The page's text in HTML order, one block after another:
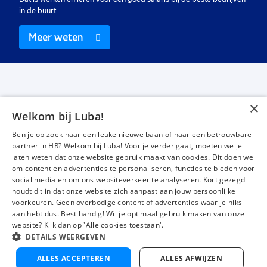
in de buurt.
Meer weten
Werken bij Luba
Voor werkgevers
Mijn Luba
Contact
InstagramFacebookLinkedIn YouTube
Luba wordt beoordeeld met een
4,3 uit 5
van 1484 Google-reviews
×
Welkom bij Luba!
Ben je op zoek naar een leuke nieuwe baan of naar een betrouwbare
partner in HR? Welkom bij Luba! Voor je verder gaat, moeten we je
laten weten dat onze website gebruik maakt van cookies. Dit doen we
om content en advertenties te personaliseren, functies te bieden voor
social media en om ons websiteverkeer te analyseren. Kort gezegd
houdt dit in dat onze website zich aanpast aan jouw persoonlijke
voorkeuren. Geen overbodige content of advertenties waar je niks
aan hebt dus. Best handig! Wil je optimaal gebruik maken van onze
website? Klik dan op 'Alle cookies toestaan'.
DETAILS WEERGEVEN
ALLES ACCEPTEREN ALLES AFWIJZEN